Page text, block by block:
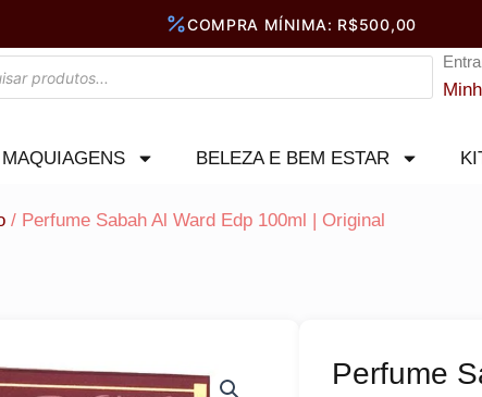
MAQUIAGENS BELEZA E BEM ESTAR
/ Perfume Sabah Al Ward Edp 100ml | Original
Perfume